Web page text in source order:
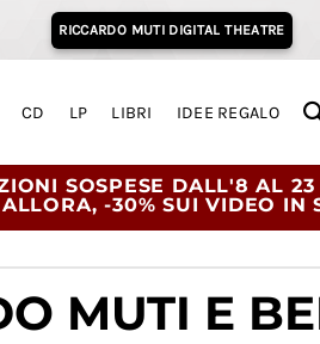
RICCARDO MUTI DIGITAL THEATRE
CD LP LIBRI IDEE REGALO
SOSPESE DALL'8 AL 23
-30% SUI VIDEO IN
MUTI E